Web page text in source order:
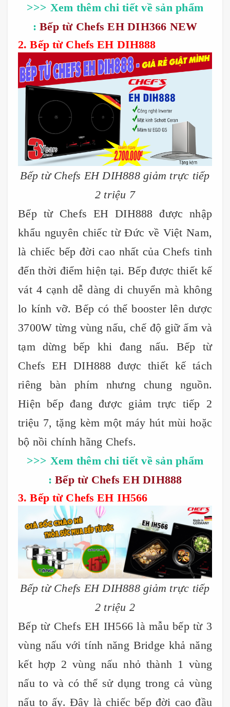
>>> Xem thêm chi tiết về sản phẩm
: Bếp từ Chefs EH DIH366 NEW
2. Bếp từ Chefs EH DIH888
Bếp từ Chefs EH DIH888 giảm trực tiếp
2 triệu 7
Bếp từ Chefs EH DIH888 được nhập
khẩu nguyên chiếc từ Đức về Việt Nam,
là chiếc bếp đời cao nhất của Chefs tinh
đến thời điểm hiện tại. Bếp được thiết kế
vát 4 cạnh dễ dàng di chuyển mà không
lo kính vỡ. Bếp có thể booster lên dược
3700W từng vùng nấu, chế độ giữ ấm và
tạm dừng bếp khi đang nấu. Bếp từ
Chefs EH DIH888 được thiết kế tách
riêng bàn phím nhưng chung nguồn.
Hiện bếp đang được giảm trực tiếp 2
triệu 7, tặng kèm một máy hút mùi hoặc
bộ nồi chính hãng Chefs.
>>> Xem thêm chi tiết về sản phẩm
: Bếp từ Chefs EH DIH888
3. Bếp từ Chefs EH IH566
Bếp từ Chefs EH DIH888 giảm trực tiếp
2 triệu 2
Bếp từ Chefs EH IH566 là mẫu bếp từ 3
vùng nấu với tính năng Bridge khả năng
kết hợp 2 vùng nấu nhỏ thành 1 vùng
nấu to và có thể sử dụng trong cả vùng
nấu to ấy. Đây là chiếc bếp đời cao đầu